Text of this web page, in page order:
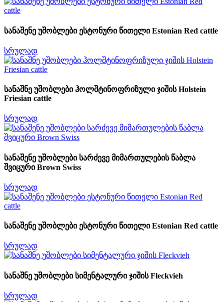
სანაშენე უშობლები ესტონური წითელი Estonian Red cattle
სრულად
სანაშნე უშობლები ჰოლშტინოფრიზული ჯიშის Holstein
Friesian cattle
სრულად
სანაშენე უშობლები სარძევე მიმართულების წაბლა
შვიცური Brown Swiss
სრულად
სანაშენე უშობლები ესტონური წითელი Estonian Red cattle
სრულად
სანაშნე უშობლები სიმენტალური ჯიშის Fleckvieh
სრულად